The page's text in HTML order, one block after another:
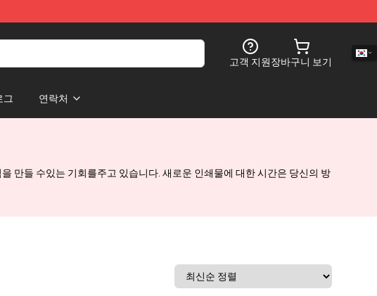
고객 지원장바구니 보기
그 연락처
만들 수있는 기회를주고 있습니다. 새로운 인쇄물에 대한 시간은 당신의 방